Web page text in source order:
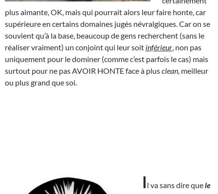
plus aimante, OK, mais qui pourrait alors leur faire honte, car
supérieure en certains domaines jugés névralgiques. Car on se
souvient qu’à la base, beaucoup de gens recherchent (sans le
réaliser vraiment) un conjoint qui leur soit inférieur , non pas
uniquement pour le dominer (comme c’est parfois le cas) mais
surtout pour ne pas AVOIR HONTE face à plusclean, meilleur
ou plus grand que soi.
Il va sans dire quele